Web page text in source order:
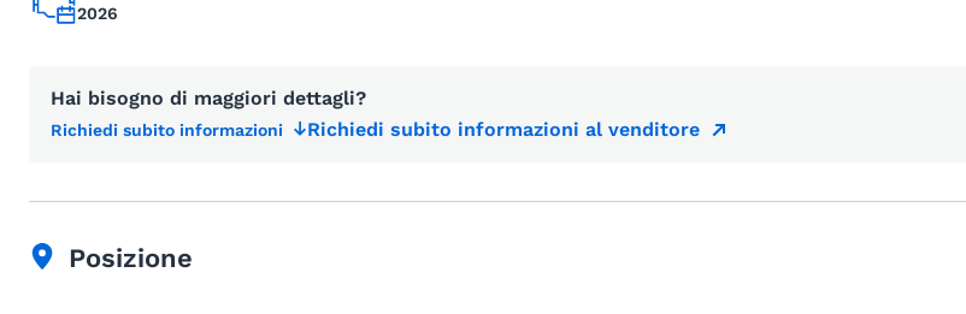
2026
Hai bisogno di maggiori dettagli?
Richiedi subito informazioni Richiedi subito informazioni al venditore
Posizione